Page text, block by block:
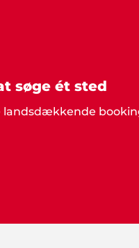
søge ét sted
landsdækkende